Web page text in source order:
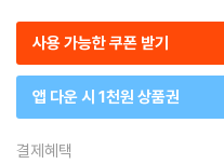
사용 가능한 쿠폰 받기
앱 다운 시 1천원 상품권
결제혜택